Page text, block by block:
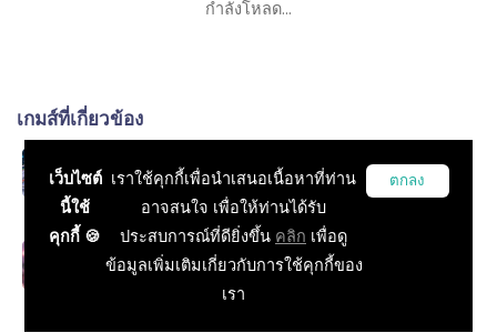
กำลังโหลด...
เกมส์ที่เกี่ยวข้อง
RPG, MMORPG, บทความทั่วไป
AION 2
RPG, Action, MMORPG, Open World, Survival, PVP
เว็บไซต์
นี้ใช้
คุกกี้ 🍪
เราใช้คุกกี้เพื่อนำเสนอเนื้อหาที่ท่าน
อาจสนใจ เพื่อให้ท่านได้รับ
ประสบการณ์ที่ดียิ่งขึ้น คลิก เพื่อดู
ข้อมูลเพิ่มเติมเกี่ยวกับการใช้คุกกี้ของ
เรา
ตกลง